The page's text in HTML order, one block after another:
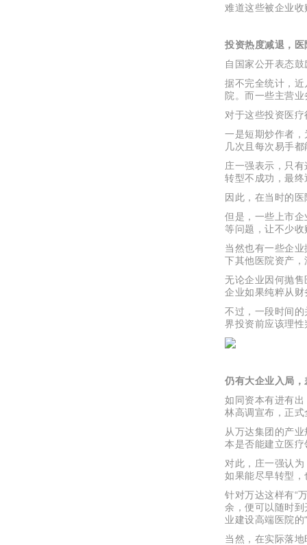
难道这些被企业
投资热度减退，
自国家公开表态
据不完全统计，
院。而一些主营
对于这些投资医
一是短期炒作者
几次且每次易手
庄一强表示，只
转型不成功，最
因此，在当时的
但是，一些上市
等问题，让不少
当然也有一些企
下其他医院资产
无论企业因何抛售
企业如果纯粹从
不过，一段时间
界投资前应该理
仍有大企业入局
如同资本有进有
林高调宣布，正
从万达集团的产
本是否能建立医
对此，庄一强认
如果能尽早转型
针对万达这样有“
余，便可以随时
业建设高端医院
当然，在实际落